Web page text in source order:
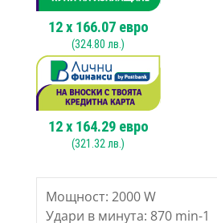
2000W
12x 166.07евро
(324.80 лв.)
12x 164.29евро
(321.32 лв.)
Мощност: 2000 W
Удари в минута: 870 min-1